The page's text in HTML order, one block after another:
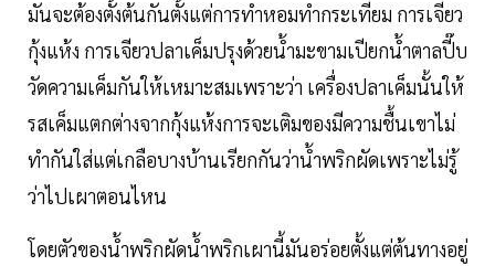
มันจะต้องตั้งต้นกันตั้งแต่การทำหอมทำกระเทียม การเจียว
กุ้งแห้ง การเจียวปลาเค็มปรุงด้วยน้ำมะขามเปียกน้ำตาลปี๊บ
วัดความเค็มกันให้เหมาะสมเพราะว่า เครื่องปลาเค็มนั้นให้
รสเค็มแตกต่างจากกุ้งแห้งการจะเติมของมีความชื้นเขาไม่
ทำกันใส่แต่เกลือบางบ้านเรียกกันว่าน้ำพริกผัดเพราะไม่รู้
ว่าไปเผาตอนไหน
โดยตัวของน้ำพริกผัดน้ำพริกเผานี้มันอร่อยตั้งแต่ต้นทางอยู่